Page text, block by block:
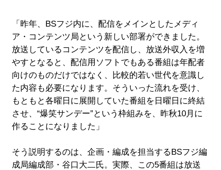
「昨年、BSフジ内に、配信をメインとしたメディ
ア・コンテンツ局という新しい部署ができました。
放送しているコンテンツを配信し、放送外収入を増
やすとなると、配信用ソフトでもある番組は年配者
向けのものだけではなく、比較的若い世代を意識し
た内容も必要になります。そういった流れを受け、
もともと各曜日に展開していた番組を日曜日に終結
させ、“爆笑サンデー”という枠組みを、昨秋10月に
作ることになりました」
そう説明するのは、企画・編成を担当するBSフジ編
成局編成部・谷口大二氏。実際、この5番組は放送